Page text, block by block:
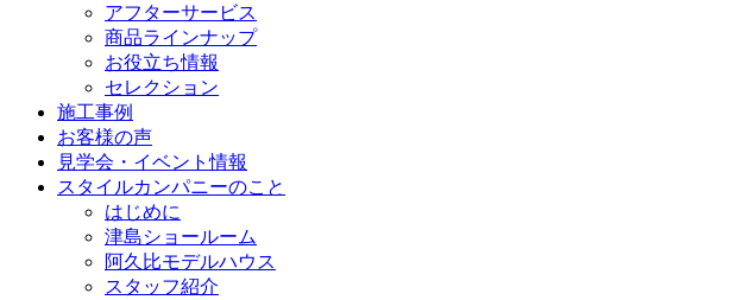
アフターサービス
商品ラインナップ
お役立ち情報
セレクション
施工事例
お客様の声
見学会・イベント情報
スタイルカンパニーのこと
はじめに
津島ショールーム
阿久比モデルハウス
スタッフ紹介